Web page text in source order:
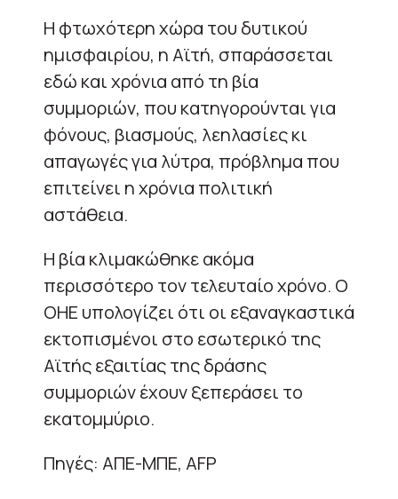
Η φτωχότερη χώρα του δυτικού
ημισφαιρίου, η Αϊτή, σπαράσσεται
εδώ και χρόνια από τη βία
συμμοριών, που κατηγορούνται για
φόνους, βιασμούς, λεηλασίες κι
απαγωγές για λύτρα, πρόβλημα που
επιτείνει η χρόνια πολιτική
αστάθεια.
Η βία κλιμακώθηκε ακόμα
περισσότερο τον τελευταίο χρόνο. Ο
ΟΗΕ υπολογίζει ότι οι εξαναγκαστικά
εκτοπισμένοι στο εσωτερικό της
Αϊτής εξαιτίας της δράσης
συμμοριών έχουν ξεπεράσει το
εκατομμύριο.
Πηγές: ΑΠΕ-ΜΠΕ, AFP